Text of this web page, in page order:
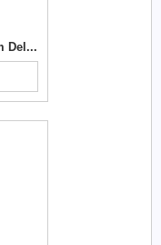
Resident Evil Requiem Deluxe Edition Xbox Key